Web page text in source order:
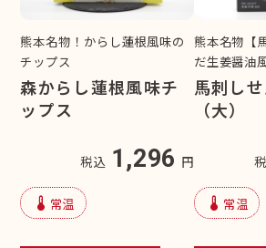
熊本名物！からし蓮根風味の
チップス
森からし蓮根風味チ
ップス
税込 1,296 円
device_thermostat 常温
熊本名物【
だ生姜醤油
馬刺し
（大）
device_thermostat 常温